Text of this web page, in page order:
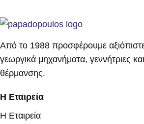
Από το 1988 προσφέρουμε
γεωργικά μηχανήματα, γεννήτριες
θέρμανσης.
Η Εταιρεία
Η Εταιρεία